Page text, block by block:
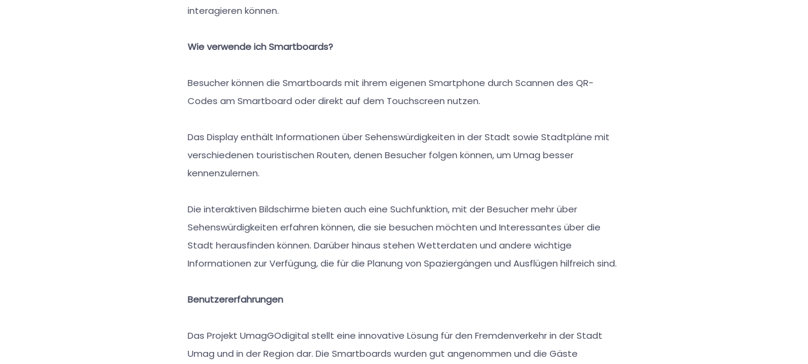
interagieren können.
Wie verwende ich Smartboards?
Besucher können die Smartboards mit ihrem eigenen Smartphone durch Scannen des QR-
Codes am Smartboard oder direkt auf dem Touchscreen nutzen.
Das Display enthält Informationen über Sehenswürdigkeiten in der Stadt sowie Stadtpläne mit
verschiedenen touristischen Routen, denen Besucher folgen können, um Umag besser
kennenzulernen.
Die interaktiven Bildschirme bieten auch eine Suchfunktion, mit der Besucher mehr über
Sehenswürdigkeiten erfahren können, die sie besuchen möchten und Interessantes über die
Stadt herausfinden können. Darüber hinaus stehen Wetterdaten und andere wichtige
Informationen zur Verfügung, die für die Planung von Spaziergängen und Ausflügen hilfreich sind.
Benutzererfahrungen
Das Projekt UmagGOdigital stellt eine innovative Lösung für den Fremdenverkehr in der Stadt
Umag und in der Region dar. Die Smartboards wurden gut angenommen und die Gäste